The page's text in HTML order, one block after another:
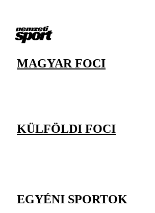
MAGYAR FOCI
KÜLFÖLDI FOCI
EGYÉNI SPORTOK